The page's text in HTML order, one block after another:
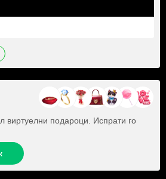
виртуелни подароци. Испрати го